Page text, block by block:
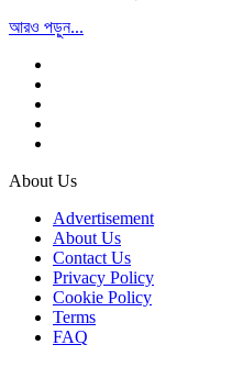
আরও পড়ুন...
About Us
Advertisement
About Us
Contact Us
Privacy Policy
Cookie Policy
Terms
FAQ